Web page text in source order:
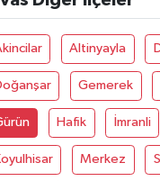
Altinyayla
Gemerek
Hafik İmranli
Merkez